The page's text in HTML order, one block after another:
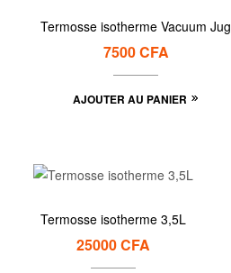
Termosse isotherme Vacuum Jug
7500CFA
AJOUTER AU PANIER
Termosse isotherme 3,5L
25000CFA